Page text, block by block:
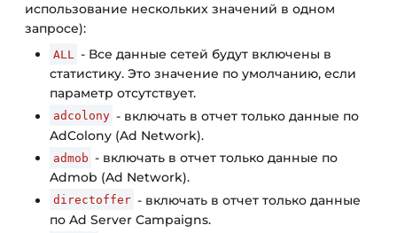
использование нескольких значений в одном
запросе):
ALL - Все данные сетей будут включены в
статистику. Это значение по умолчанию, если
параметр отсутствует.
adcolony - включать в отчет только данные по
AdColony (Ad Network).
admob - включать в отчет только данные по
Admob (Ad Network).
directoffer - включать в отчет только данные
по Ad Server Campaigns.